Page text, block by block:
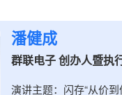
潘健成
群联电子 创办人暨执
演讲主题： 闪存“从价